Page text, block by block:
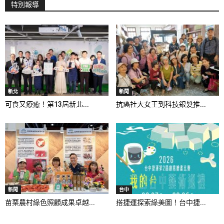
特別報導
新北
可食又療癒！第13屆新北...
新聞
抗癌社大女王到科技銀髮推...
新聞
苗栗農村綠色照顧成果卓越...
台中
搭捷運探索綠美圖！台中捷...